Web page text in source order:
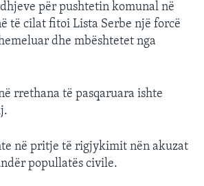
për pushtetin komunal në
të cilat fitoi Lista Serbe një forcë
dhe mbështetet nga
rrethana të pasqaruara ishte
në pritje të rigjykimit nën akuzat
popullatës civile.